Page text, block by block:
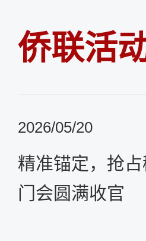
侨联活
2026/05/20
精准锚定，抢
门会圆满收官